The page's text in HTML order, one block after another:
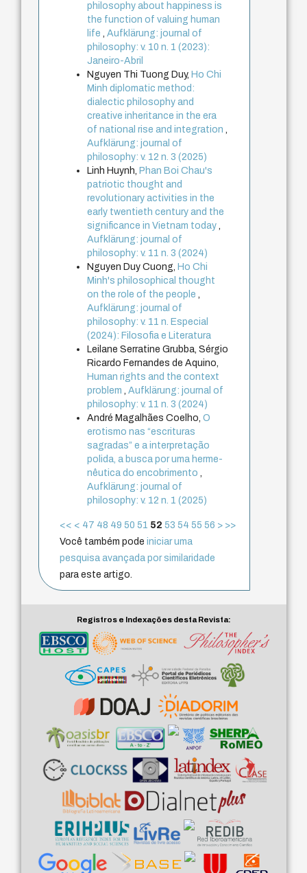
philosophy about happiness is
the function of valuing human
life,Aufklärung: journal of
philosophy: v. 10 n. 1 (2023):
Janeiro-Abril
Nguyen Thi Tuong Duy, Ho Chi
Minh diplomatic method:
dialectic philosophy and
creative inheritance in the era
of national rise and integration,
Aufklärung: journal of
philosophy: v. 12 n. 3 (2025)
Linh Huynh, Phan Boi Chau's
patriotic thought and
revolutionary activities in the
early twentieth century and the
significance in Vietnam today,
Aufklärung: journal of
philosophy: v. 11 n. 3 (2024)
Nguyen Duy Cuong, Ho Chi
Minh's philosophical thought
on the role of the people,
Aufklärung: journal of
philosophy: v. 11 n. Especial
(2024): Filosofia e Literatura
Leilane Serratine Grubba, Sérgio
Ricardo Fernandes de Aquino,
Human rights and the context
problem,Aufklärung: journal of
philosophy: v. 11 n. 3 (2024)
André Magalhães Coelho,O
erotismo nas “escrituras
sagradas” e a interpretação
polida, a busca por uma herme-
nêutica do encobrimento,
Aufklärung: journal of
philosophy: v. 12 n. 1 (2025)
<< < 47 48 49 50 51 52 53 54 55 56 > >>
Você também podeiniciar uma
pesquisa avançada por similaridade
para este artigo.
Registros e Indexações desta Revista: